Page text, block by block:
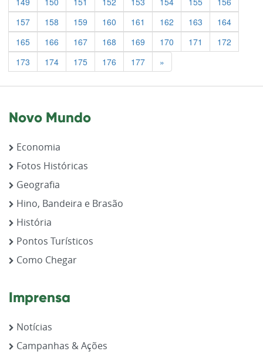
157
158 159 160 161 162 163
164
165
166 167 168 169 170 171
172
173
174 175 176 177 »
Novo Mundo
Economia
Fotos Históricas
Geografia
Hino, Bandeira e Brasão
História
Pontos Turísticos
Como Chegar
Imprensa
Notícias
Campanhas & Ações